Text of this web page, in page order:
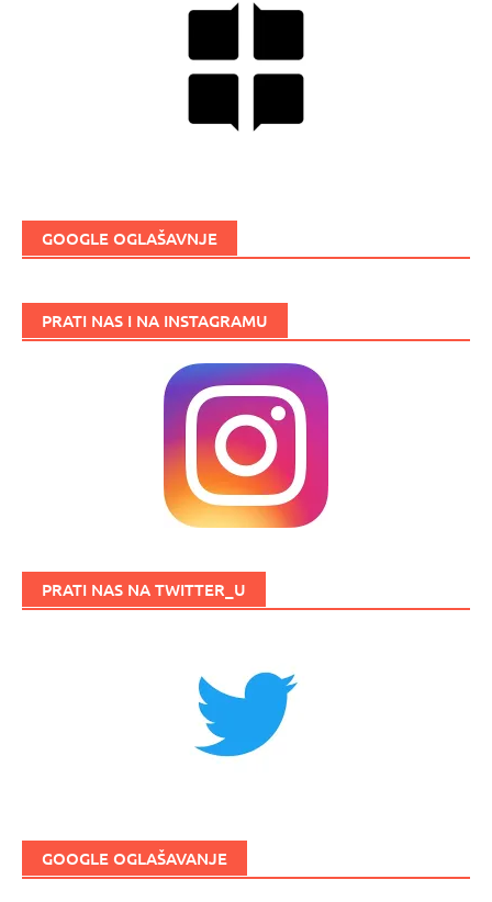
GOOGLE OGLAŠAVNJE
PRATI NAS I NA INSTAGRAMU
PRATI NAS NA TWITTER_U
GOOGLE OGLAŠAVANJE